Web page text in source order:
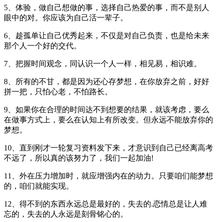
5、体验，做自己想做的事，选择自己热爱的事，而不是别人
眼中的对。你应该为自己活一辈子。
6、趁孤单让自己优秀起来，不仅是对自己负责，也是给未来
那个人一个好的交代。
7、把握时间观念，同认识一个人一样，相见易，相识难。
8、所有的不甘，都是因为还心存梦想，在你放弃之前，好好
拼一把，只怕心老，不怕路长。
9、如果你在合理的时间达不到想要的结果，就该考虑，要么
在做事方式上，要么在认知上有所改变。但永远不能放弃你的
梦想。
10、直到刚才一轮复习资料发下来，才意识到自己已经离高考
不远了，所以真的该努力了，我们一起加油!
11、外在压力增加时，就应增强内在的动力。只要咱们能梦想
的，咱们就能实现。
12、得不到的东西永远总是最好的，失去的.恋情总是让人难
忘的，失去的人永远是刻骨铭心的。